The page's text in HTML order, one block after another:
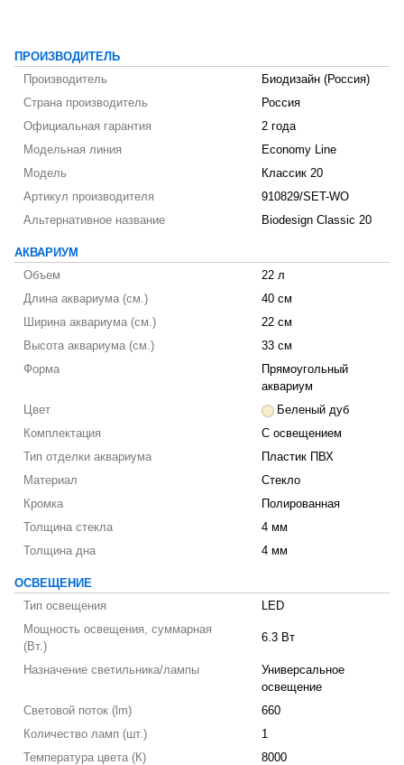
ПРОИЗВОДИТЕЛЬ
Производитель
Биодизайн (Россия)
Страна производитель
Россия
Официальная гарантия
2 года
Модельная линия
Economy Line
Модель
Классик 20
Артикул производителя
910829/SET-WO
Альтернативное название
Biodesign Classic 20
АКВАРИУМ
Объем
22 л
Длина аквариума (см.)
40 см
Ширина аквариума (см.)
22 см
Высота аквариума (см.)
33 см
Форма
Прямоугольный
аквариум
Цвет
Беленый дуб
Комплектация
С освещением
Тип отделки аквариума
Пластик ПВХ
Материал
Стекло
Кромка
Полированная
Толщина стекла
4 мм
Толщина дна
4 мм
ОСВЕЩЕНИЕ
Тип освещения
LED
Мощность освещения, суммарная
(Вт.)
6.3 Вт
Назначение светильника/лампы
Универсальное
освещение
Световой поток (lm)
660
Количество ламп (шт.)
1
Температура цвета (К)
8000